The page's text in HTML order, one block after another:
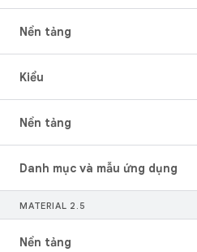
Nền tảng
Kiểu
Nền tảng
Danh mục và mẫu ứng dụng
MATERIAL 2 . 5
Nền tảng